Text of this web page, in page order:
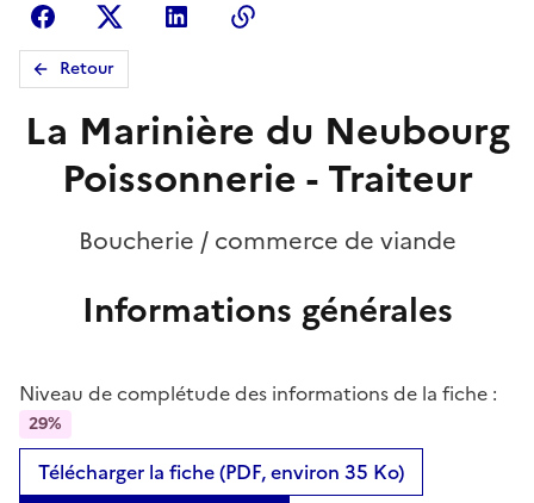
FacebookX (anciennement Twitter)
Linkedin
Retour
La Marinière du Neubourg
Poissonnerie - Traiteur
Boucherie / commerce de viande
Informations générales
Niveau de complétude des informations de la fiche :
29%
Télécharger la fiche (PDF, environ 35 Ko)